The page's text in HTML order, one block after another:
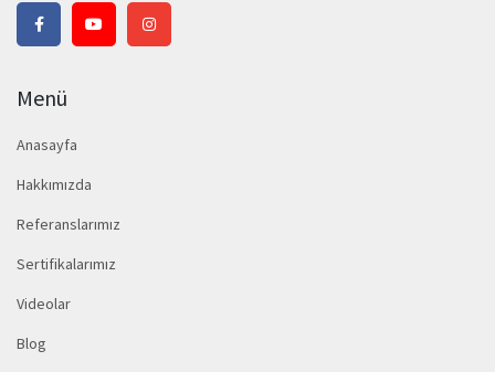
Menü
Anasayfa
Hakkımızda
Referanslarımız
Sertifikalarımız
Videolar
Blog